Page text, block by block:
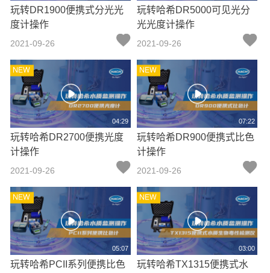
玩转DR1900便携式分光光
度计操作
2021-09-26
玩转哈希DR5000可见光分
光光度计操作
2021-09-26
04:29
玩转哈希DR2700便携光度
计操作
2021-09-26
07:22
玩转哈希DR900便携式比色
计操作
2021-09-26
05:07
玩转哈希PCII系列便携比色
03:00
玩转哈希TX1315便携式水